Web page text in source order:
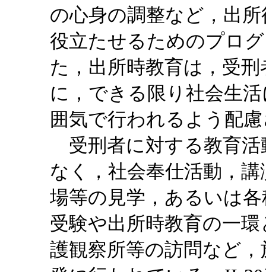
の心身の調整など，出
役立たせるためのプロ
た，出所時教育は，受
に，できる限り社会生
囲気で行われるよう配
受刑者に対する教育活
なく，社会奉仕活動，
場等の見学，あるいは
受験や出所時教育の一
護観察所等の訪問など